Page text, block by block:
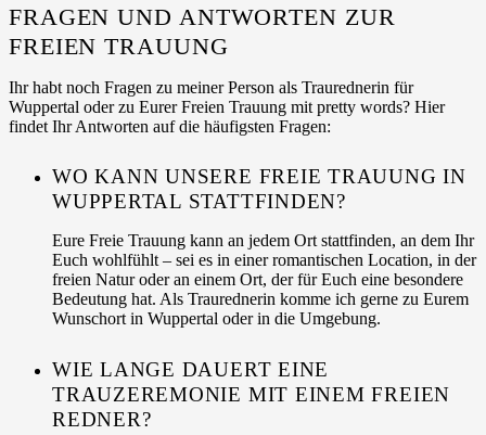
FRAGEN UND ANTWORTEN ZUR
FREIEN TRAUUNG
Ihr habt noch Fragen zu meiner Person als Traurednerin für
Wuppertal oder zu Eurer Freien Trauung mit pretty words? Hier
findet Ihr Antworten auf die häufigsten Fragen:
WO KANN UNSERE FREIE TRAUUNG IN
WUPPERTAL STATTFINDEN?
Eure Freie Trauung kann an jedem Ort stattfinden, an dem Ihr
Euch wohlfühlt – sei es in einer romantischen Location, in der
freien Natur oder an einem Ort, der für Euch eine besondere
Bedeutung hat. Als Traurednerin komme ich gerne zu Eurem
Wunschort in Wuppertal oder in die Umgebung.
WIE LANGE DAUERT EINE
TRAUZEREMONIE MIT EINEM FREIEN
REDNER?